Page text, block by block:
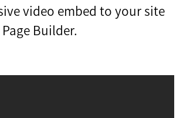
video embed to your site
Builder.